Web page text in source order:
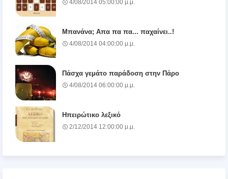
4/08/2014 05:00:00 μ.μ.
Μπανάνα; Απα πα πα... παχαίνει..!
4/08/2014 04:00:00 μ.μ.
Πάσχα γεμάτο παράδοση στην Πάρο
4/08/2014 06:00:00 μ.μ.
Ηπειρώτικο λεξικό
2/12/2014 12:00:00 μ.μ.